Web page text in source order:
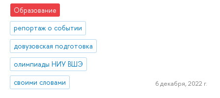
Образование
репортаж о событии
довузовская подготовка
олимпиады НИУ ВШЭ
своими словами
6 декабря, 2022 г.